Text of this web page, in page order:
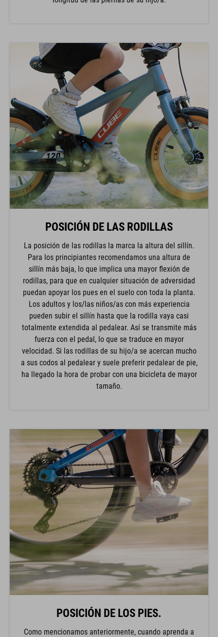
POSICIÓN DE LAS RODILLAS
La posición de las rodillas la marca la altura del sillín.
Para los principiantes recomendamos una altura de
sillín más baja, lo que implica una mayor flexión de
rodillas, para que en cualquier situación de adversidad
puedan apoyar los pues en el suelo con toda la planta.
Los adultos y los/las niños/as con más experiencia
pueden subir el sillín hasta que la rodilla vaya casi
totalmente extendida al pedalear. Así se transmite más
fuerza con el pedal, lo que se traduce en mayor
velocidad. Si las rodillas de su hijo/a se acercan mucho
a sus codos al pedalear y suele preferir pedalear de pie,
ha llegado la hora de probar con una bicicleta de mayor
tamaño.
POSICIÓN DE LOS PIES.
Como mencionamos anteriormente, cuando aprenda a